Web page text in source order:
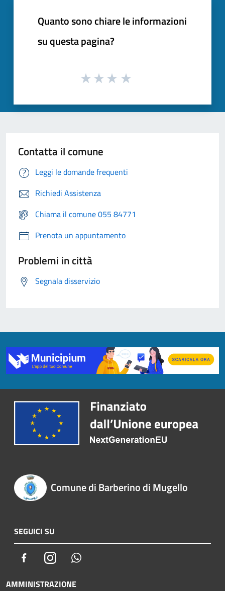
Quanto sono chiare le informazioni
su questa pagina?
Contatta il comune
Leggi le domande frequenti
Richiedi Assistenza
Chiama il comune 055 84771
Prenota un appuntamento
Problemi in città
Segnala disservizio
Comune di Barberino di Mugello
SEGUICI SU
FacebookInstagram
AMMINISTRAZIONE